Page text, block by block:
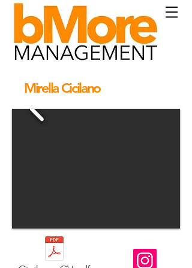
Mirella Cicilano